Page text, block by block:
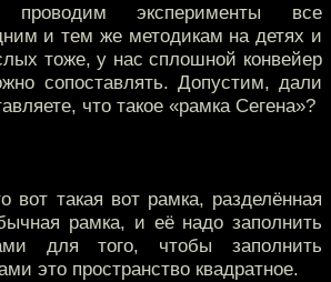
эксперименты все
и тем же методикам на детях и
тоже, у нас сплошной конвейер
сопоставлять. Допустим, дали
что такое «рамка Сегена»?
вот такая вот рамка, разделённая
рамка, и её надо заполнить
для того, чтобы заполнить
это пространство квадратное.